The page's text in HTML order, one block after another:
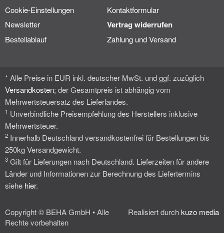
Cookie-Einstellungen
Kontaktformular
Newsletter
Vertrag widerrufen
Bestellablauf Zahlung und Versand
* Alle Preise in EUR inkl. deutscher MwSt. und ggf. zuzüglich
Versandkosten; der Gesamtpreis ist abhängig vom
Mehrwertsteuersatz des Lieferlandes.
1 Unverbindliche Preisempfehlung des Herstellers inklusive
Mehrwertsteuer.
2 Innerhalb Deutschland versandkostenfrei für Bestellungen bis
250kg Versandgewicht.
3 Gilt für Lieferungen nach Deutschland. Lieferzeiten für andere
Länder und Informationen zur Berechnung des Liefertermins
siehe hier.
Copyright © BEHA GmbH • Alle
Rechte vorbehalten
Realisiert durchkuzo media